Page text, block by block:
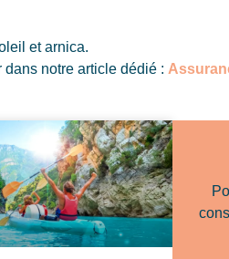
et arnica.
notre article dédié :